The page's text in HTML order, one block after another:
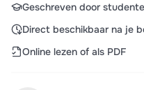
Geschreven door
Direct beschikbaar na je
Online lezen of als PDF